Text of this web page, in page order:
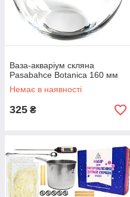
Ваза-акваріум скляна
Pasabahce Botanica 160 мм
Немає в наявності
325 ₴